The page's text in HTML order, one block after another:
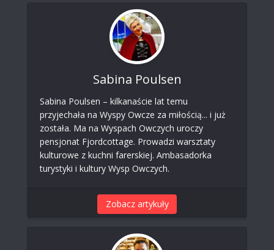
Sabina Poulsen
Sabina Poulsen – kilkanaście lat temu
przyjechała na Wyspy Owcze za miłością... i już
została. Ma na Wyspach Owczych uroczy
pensjonat Fjordcottage. Prowadzi warsztaty
kulturowe z kuchni farerskiej. Ambasadorka
turystyki i kultury Wysp Owczych.
Zobacz artykuły